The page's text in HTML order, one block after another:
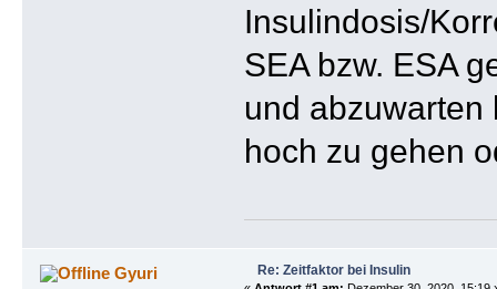
Insulindosis/
SEA bzw. ESA
und abzuwarten
hoch zu gehen
Gyuri Re: Zeitfaktor bei Insulin